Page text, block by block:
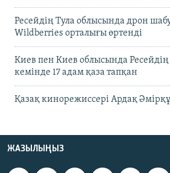
Ресейдің Тула облысында дрон
Wildberries орталығы өртенді
Киев пен Киев облысында
кемінде 17 адам қаза тапқан
Қазақ кинорежиссері Ардақ
ЖАЗЫЛЫҢЫЗ